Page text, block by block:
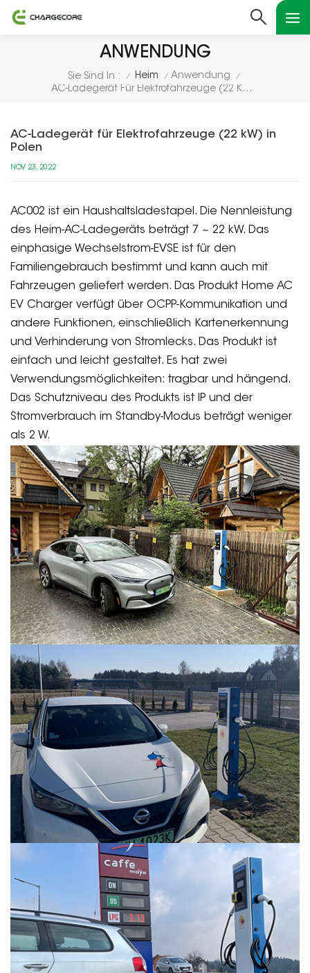
ANWENDUNG
Sie Sind In : / Heim / Anwendung /
AC-Ladegerät Für Elektrofahrzeuge (22 KW) In Polen
AC-Ladegerät für Elektrofahrzeuge (22 kW) in
Polen
NOV 23, 2022
AC002 ist ein Haushaltsladestapel. Die Nennleistung
des Heim-AC-Ladegeräts beträgt 7 ~ 22 kW. Das
einphasige Wechselstrom-EVSE ist für den
Familiengebrauch bestimmt und kann auch mit
Fahrzeugen geliefert werden. Das Produkt Home AC
EV Charger verfügt über OCPP-Kommunikation und
andere Funktionen, einschließlich Kartenerkennung
und Verhinderung von Stromlecks. Das Produkt ist
einfach und leicht gestaltet. Es hat zwei
Verwendungsmöglichkeiten: tragbar und hängend.
Das Schutzniveau des Produkts ist IP und der
Stromverbrauch im Standby-Modus beträgt weniger
als 2 W.